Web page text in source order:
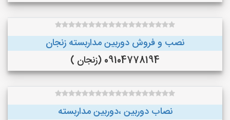
نصب و فروش دوربین مداربسته زنجان
09104778194 (زنجان )
نصاب دوربین ،دوربین مداربسته